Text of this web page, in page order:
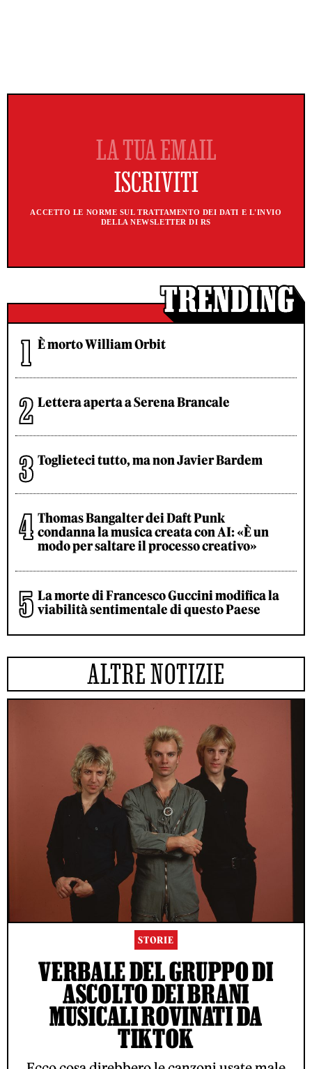
ACCETTO LE NORME SUL TRATTAMENTO DEI DATI E L'INVIO
DELLA NEWSLETTER DI RS
È morto William Orbit
Lettera aperta a Serena Brancale
Toglieteci tutto, ma non Javier Bardem
Thomas Bangalter dei Daft Punk
condanna la musica creata con AI: «È un
modo per saltare il processo creativo»
La morte di Francesco Guccini modifica la
viabilità sentimentale di questo Paese
ALTRE NOTIZIE
STORIE
VERBALE DEL GRUPPO DI
ASCOLTO DEI BRANI
MUSICALI ROVINATI DA
TIKTOK